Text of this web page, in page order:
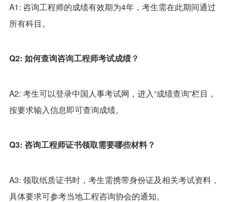
A1: 咨询工程师的成绩有效期为4年，考生需在此期间通过
所有科目。
Q2: 如何查询咨询工程师考试成绩？
A2: 考生可以登录中国人事考试网，进入“成绩查询”栏目，
按要求输入信息即可查询成绩。
Q3: 咨询工程师证书领取需要哪些材料？
A3: 领取纸质证书时，考生需携带身份证及相关考试资料，
具体要求可参考当地工程咨询协会的通知。